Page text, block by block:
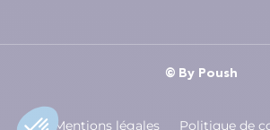
© By Poush
Mentions légales Politique de